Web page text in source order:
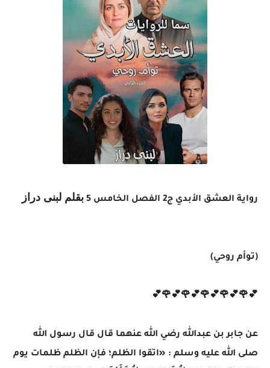
رواية العشق الأبدي ج2 الفصل الخامس 5 بقلم لبنى دراز
(توأم روحي)
💕🌹💕🌹💕🌹💕🌹💕🌹💕
عن جابر بن عبدالله رضي الله عنهما قال قال رسول الله
صلى الله عليه وسلم : «اتقوا الظلم؛ فإن الظلم ظلمات يوم